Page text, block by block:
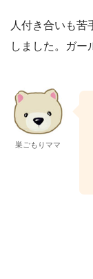
人付き合いも苦
しました。ガー
巣ごもりママ